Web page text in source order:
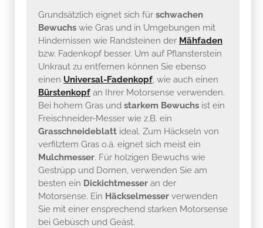
Grundsätzlich eignet sich für schwachen
Bewuchs wie Gras und in Umgebungen mit
Hindernissen wie Randsteinen der Mähfaden
bzw. Fadenkopf besser. Um auf Pflansterstein
Unkraut zu entfernen können Sie ebenso
einen Universal-Fadenkopf, wie auch einen
Bürstenkopf an Ihrer Motorsense verwenden.
Bei hohem Gras und starkem Bewuchs ist ein
Freischneider-Messer wie z.B. ein
Grasschneideblatt ideal. Zum Häckseln von
verfilztem Gras o.ä. eignet sich meist ein
Mulchmesser. Für holzigen Bewuchs wie
Gestrüpp und Dornen, verwenden Sie am
besten ein Dickichtmesser an der
Motorsense. Ein Häckselmesser verwenden
Sie mit einer ensprechend starken Motorsense
bei Gebüsch und Geäst.